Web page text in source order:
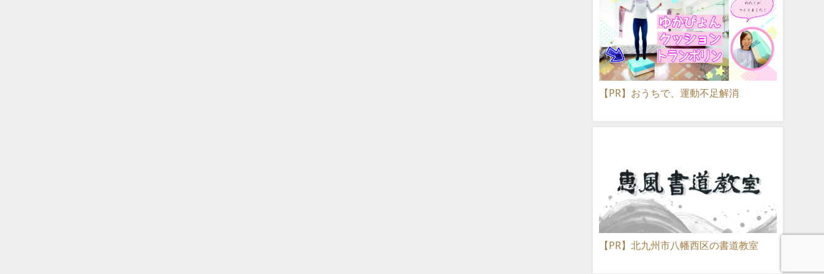
【PR】おうちで、運動不足解消
【PR】北九州市八幡西区の書道教室